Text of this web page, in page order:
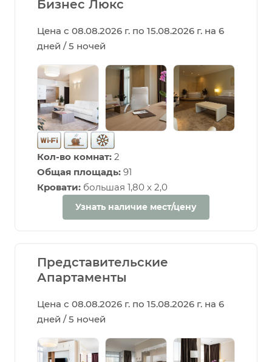
Бизнес Люкс
Цена с 08.08.2026 г. по 15.08.2026 г. на 6
дней / 5 ночей
Кол-во комнат: 2
Общая площадь: 91
Кровати: большая 1,80 х 2,0
Узнать наличие мест/цену
Представительские
Апартаменты
Цена с 08.08.2026 г. по 15.08.2026 г. на 6
дней / 5 ночей